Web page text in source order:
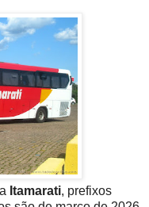
Itamarati, prefixos